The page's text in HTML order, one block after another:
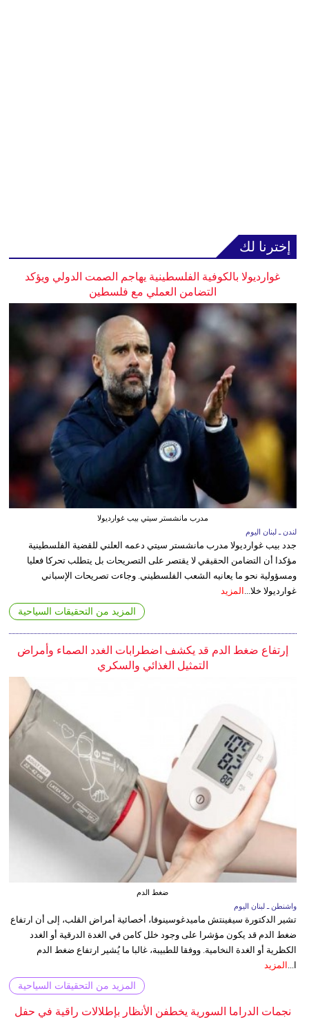
إخترنا لك
غوارديولا بالكوفية الفلسطينية يهاجم الصمت الدولي ويؤكد
التضامن العملي مع فلسطين
مدرب مانشستر سيتي بيب غوارديولا
لندن ـ لبنان اليوم
جدد بيب غوارديولا مدرب مانشستر سيتي دعمه العلني للقضية الفلسطينية
مؤكدا أن التضامن الحقيقي لا يقتصر على التصريحات بل يتطلب تحركا فعليا
ومسؤولية نحو ما يعانيه الشعب الفلسطيني. وجاءت تصريحات الإسباني
غوارديولا خلا... المزيد
المزيد من التحقيقات السياحية
إرتفاع ضغط الدم قد يكشف اضطرابات الغدد الصماء وأمراض
التمثيل الغذائي والسكري
ضغط الدم
واشنطن ـ لبنان اليوم
تشير الدكتورة سيفينتش ماميدغوسينوفا، أخصائية أمراض القلب، إلى أن ارتفاع
ضغط الدم قد يكون مؤشرا على وجود خلل كامن في الغدة الدرقية أو الغدد
الكظرية أو الغدة النخامية. ووفقا للطبيبة، غالبا ما يُشير ارتفاع ضغط الدم
ا... المزيد
المزيد من التحقيقات السياحية
نجمات الدراما السورية يخطفن الأنظار بإطلالات راقية في حفل